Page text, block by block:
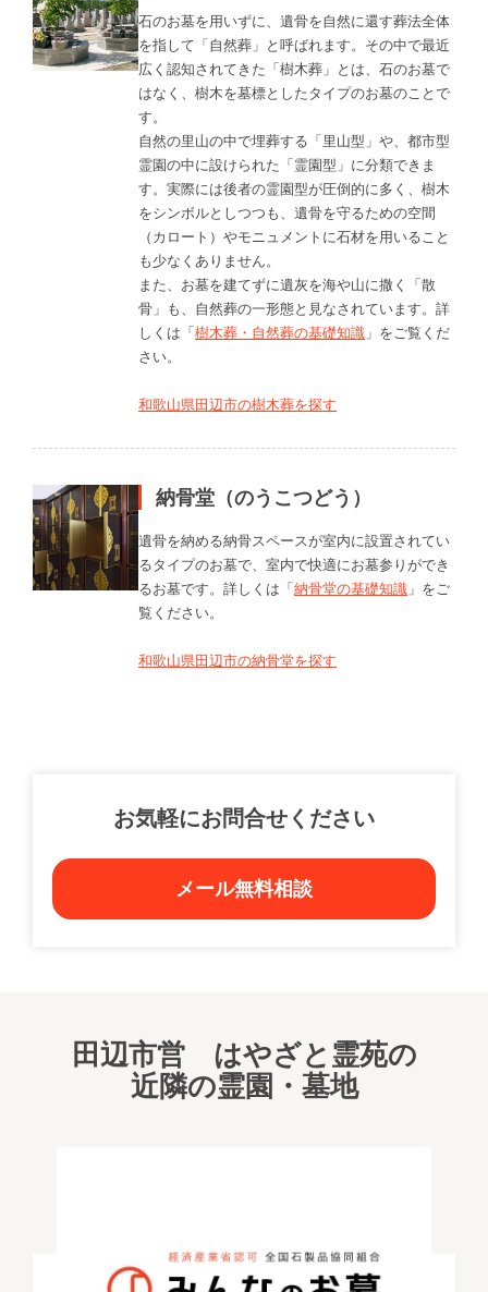
石のお墓を用いずに、遺骨を自然に還す葬法全体
を指して「自然葬」と呼ばれます。その中で最近
広く認知されてきた「樹木葬」とは、石のお墓で
はなく、樹木を墓標としたタイプのお墓のことで
す。
自然の里山の中で埋葬する「里山型」や、都市型
霊園の中に設けられた「霊園型」に分類できま
す。実際には後者の霊園型が圧倒的に多く、樹木
をシンボルとしつつも、遺骨を守るための空間
（カロート）やモニュメントに石材を用いること
も少なくありません。
また、お墓を建てずに遺灰を海や山に撒く「散
骨」も、自然葬の一形態と見なされています。詳
しくは「樹木葬・自然葬の基礎知識 」をご覧くだ
さい。
和歌山県田辺市の樹木葬を探す
納骨堂（のうこつどう）
遺骨を納める納骨スペースが室内に設置されてい
るタイプのお墓で、室内で快適にお墓参りができ
るお墓です。詳しくは「納骨堂の基礎知識 」をご
覧ください。
和歌山県田辺市の納骨堂を探す
お気軽にお問合せください
メール無料相談
田辺市営 はやざと霊苑の
近隣の霊園・墓地